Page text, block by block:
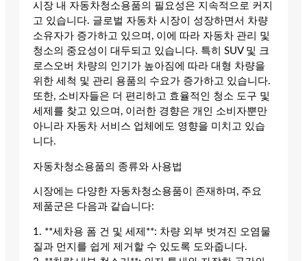
시장 내 자동차청소용품의 필요성은 지속적으로 커지
고 있습니다. 글로벌 자동차 시장이 성장하면서 차량
소유자가 증가하고 있으며, 이에 따라 자동차 관리 및
청소의 중요성이 대두되고 있습니다. 특히 SUV 및 크
로스오버 차량의 인기가 높아짐에 따라 대형 차량을
위한 세척 및 관리 용품의 수요가 증가하고 있습니다.
또한, 소비자들은 더 편리하고 효율적인 청소 도구 및
세제를 찾고 있으며, 이러한 경향은 개인 소비자뿐만
아니라 자동차 서비스 업체에도 영향을 미치고 있습
니다.
자동차청소용품의 종류와 사용법
시장에는 다양한 자동차청소용품이 존재하며, 주요
제품군은 다음과 같습니다:
1. **세차용 폼 건 및 세제**: 차량 외부 벗겨진 오염물
질과 먼지를 쉽게 제거할 수 있도록 도와줍니다.